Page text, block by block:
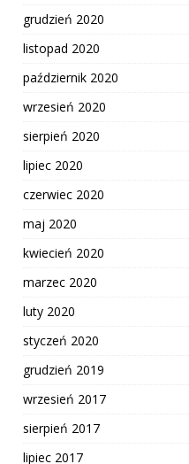
grudzień 2020
listopad 2020
październik 2020
wrzesień 2020
sierpień 2020
lipiec 2020
czerwiec 2020
maj 2020
kwiecień 2020
marzec 2020
luty 2020
styczeń 2020
grudzień 2019
wrzesień 2017
sierpień 2017
lipiec 2017